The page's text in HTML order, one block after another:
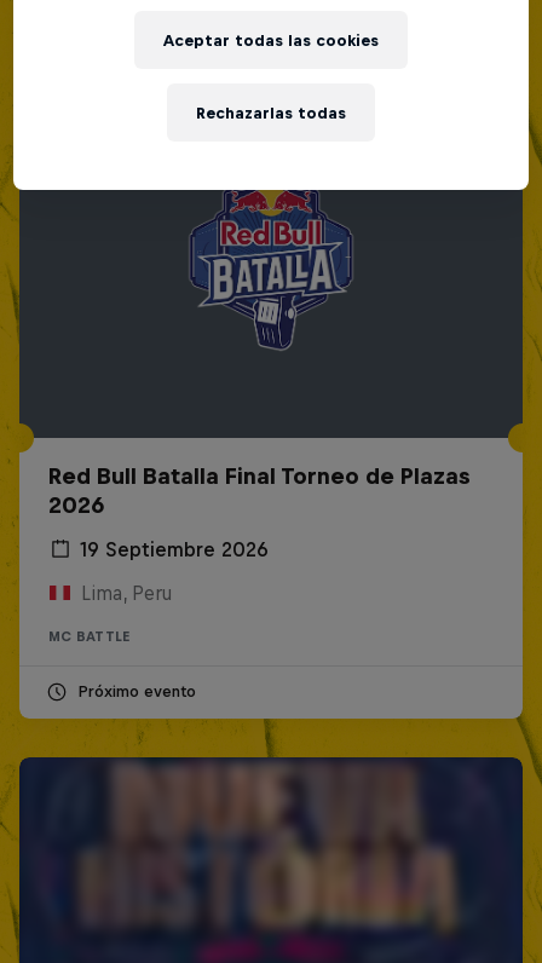
Red Bull Batalla Final Torneo de Plazas
2026
19 Septiembre 2026
Lima, Peru
MC BATTLE
Próximo evento
Rechazarlas todas
Aceptar todas las cookies